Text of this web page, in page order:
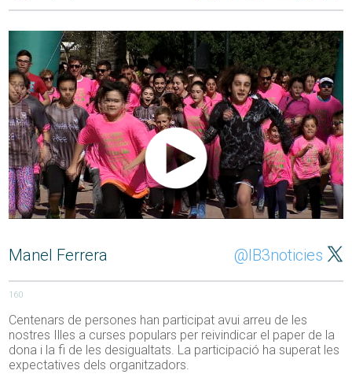
Manel Ferrera @IB3noticies
160
Centenars de persones han participat avui arreu de les
nostres Illes a curses populars per reivindicar el paper de la
dona i la fi de les desigualtats. La participació ha superat les
expectatives dels organitzadors.